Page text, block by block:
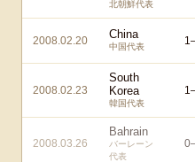
北朝鮮代表
2008.02.20 China
中国代表 1
2008.02.23
South
Korea
韓国代表
1
2008.03.26
Bahrain
バーレーン
代表
0